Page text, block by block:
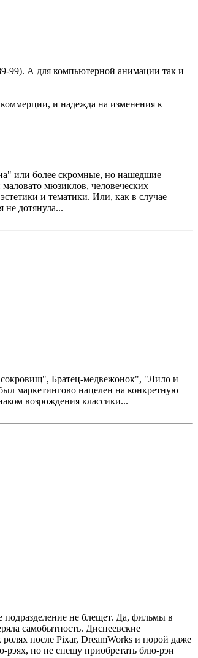
99). А для компьютерной анимации так и
и надежда на изменения к
или более скромные, но нашедшие
мюзиклов, человеческих
и тематики. Или, как в случае
дотянула...
сокровищ", Братец-медвежонок", "Лило и
маркетингово нацелен на конкретную
возрождения классики...
не блещет. Да, фильмы в
самобытность. Диснеевские
после Pixar, DreamWorks и порой даже
рэях, но не спешу приобретать блю-рэи